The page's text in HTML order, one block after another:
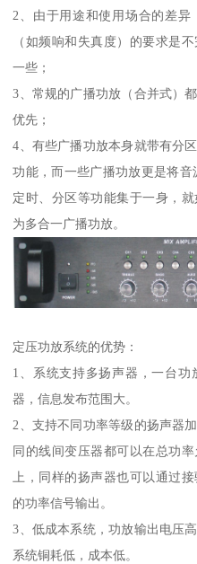
2、由于用途和使用场合的差
（如频响和失真度）的要求是
一些；
3、常规的广播功放（合并式）
优先；
4、有些广播功放本身就带有分
功能，而一些广播功放更是将音
定时、分区等功能集于一身，
为多合一广播功放。
定压功放系统的优势：
1、系统支持多扬声器，一台
器，信息发布范围大。
2、支持不同功率等级的扬声器
同的线间变压器都可以在总功
上，同样的扬声器也可以通过
的功率信号输出。
3、低成本系统，功放输出电压
系统铜耗低，成本低。